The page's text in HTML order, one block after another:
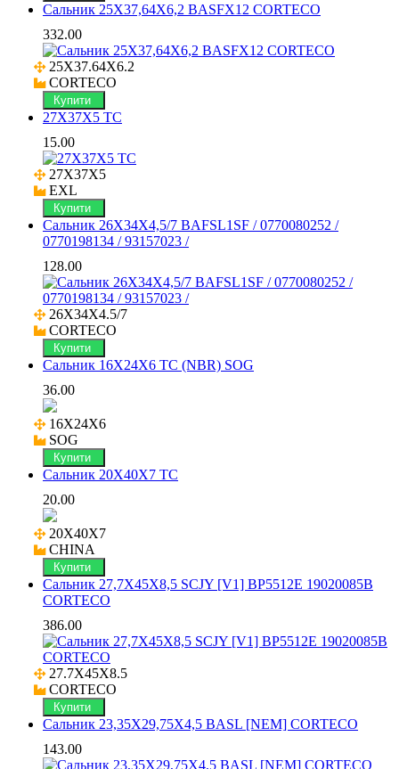
Сальник 25X37,64X6,2 BASFX12 CORTECO
332.00
25X37.64X6.2
CORTECO
Купити
27X37X5 TC
15.00
27X37X5
EXL
Купити
Сальник 26X34X4,5/7 BAFSL1SF / 0770080252 /
0770198134 / 93157023 /
128.00
26X34X4.5/7
CORTECO
Купити
Сальник 16X24X6 TC (NBR) SOG
36.00
16X24X6
SOG
Купити
Сальник 20X40X7 TC
20.00
20X40X7
CHINA
Купити
Сальник 27,7X45X8,5 SCJY [V1] BP5512E 19020085B
CORTECO
386.00
27.7X45X8.5
CORTECO
Купити
Сальник 23,35X29,75X4,5 BASL [NEM] CORTECO
143.00